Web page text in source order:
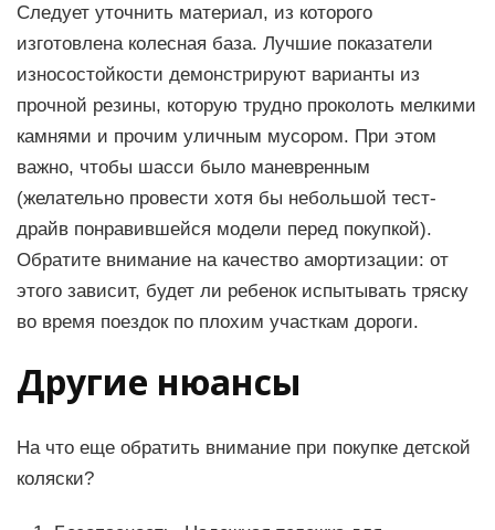
Следует уточнить материал, из которого
изготовлена колесная база. Лучшие показатели
износостойкости демонстрируют варианты из
прочной резины, которую трудно проколоть мелкими
камнями и прочим уличным мусором. При этом
важно, чтобы шасси было маневренным
(желательно провести хотя бы небольшой тест-
драйв понравившейся модели перед покупкой).
Обратите внимание на качество амортизации: от
этого зависит, будет ли ребенок испытывать тряску
во время поездок по плохим участкам дороги.
Другие нюансы
На что еще обратить внимание при покупке детской
коляски?